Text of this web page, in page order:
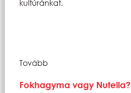
kultúránkat.
Tovább
Fokhagyma vagy Nutella?